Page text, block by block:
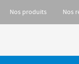
Nos produits Nos